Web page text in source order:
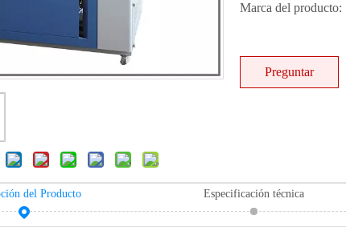
Marca del producto:
Preguntar
del Producto Especificación técnica